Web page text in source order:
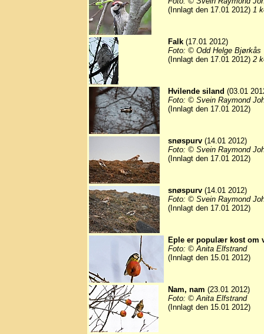
(Innlagt den 17.01 2012) 1
Falk (17.01 2012)
Foto: © Odd Helge Bjørkås
(Innlagt den 17.01 2012) 2
Hvilende siland (03.01
Foto: © Svein Raymond
(Innlagt den 17.01 2012)
snøspurv (14.01 2012)
Foto: © Svein Raymond
(Innlagt den 17.01 2012)
snøspurv (14.01 2012)
Foto: © Svein Raymond
(Innlagt den 17.01 2012)
Eple er populær kost om
Foto: © Anita Elfstrand
(Innlagt den 15.01 2012)
Nam, nam (23.01 2012)
Foto: © Anita Elfstrand
(Innlagt den 15.01 2012)